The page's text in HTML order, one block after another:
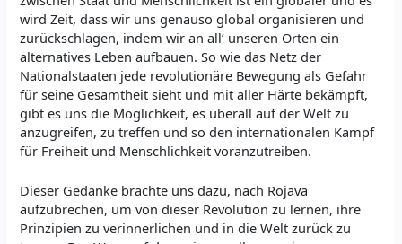
wird Zeit, dass wir uns genauso global organisieren und
zurückschlagen, indem wir an all’ unseren Orten ein
alternatives Leben aufbauen. So wie das Netz der
Nationalstaaten jede revolutionäre Bewegung als Gefahr
für seine Gesamtheit sieht und mit aller Härte bekämpft,
gibt es uns die Möglichkeit, es überall auf der Welt zu
anzugreifen, zu treffen und so den internationalen Kampf
für Freiheit und Menschlichkeit voranzutreiben.
Dieser Gedanke brachte uns dazu, nach Rojava
aufzubrechen, um von dieser Revolution zu lernen, ihre
Prinzipien zu verinnerlichen und in die Welt zurück zu